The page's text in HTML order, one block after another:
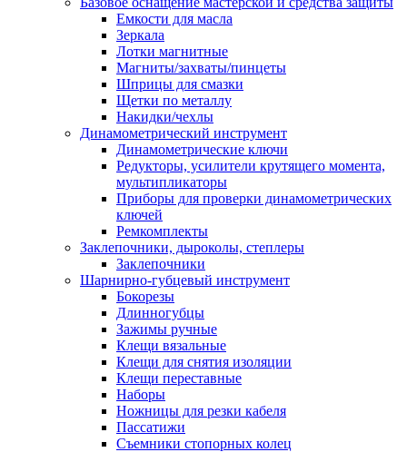
Емкости для масла
Зеркала
Лотки магнитные
Магниты/захваты/пинцеты
Шприцы для смазки
Щетки по металлу
Накидки/чехлы
Динамометрический инструмент
Динамометрические ключи
Редукторы, усилители крутящего момента,
мультипликаторы
Приборы для проверки динамометрических
ключей
Ремкомплекты
Заклепочники, дыроколы, степлеры
Заклепочники
Шарнирно-губцевый инструмент
Бокорезы
Длинногубцы
Зажимы ручные
Клещи вязальные
Клещи для снятия изоляции
Клещи переставные
Наборы
Ножницы для резки кабеля
Пассатижи
Съемники стопорных колец